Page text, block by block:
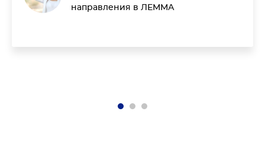
направления в ЛЕММА